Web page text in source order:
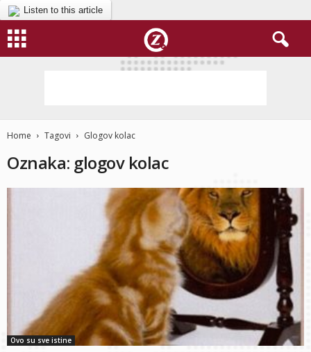
Listen to this article
Home Tagovi Glogov kolac
Oznaka: glogov kolac
Ovo su sve istine